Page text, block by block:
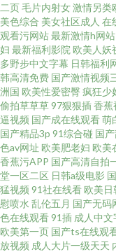
在线成人伊人就去操 91
视频在线观看 欧美综合日
老师给我91 一级av91日
毛片专区 91网站在线免
91蜜
二页毛片内射女激情另类
美色综合 美女社区成人 在
观看污网站最新激情h网站
妇 最新福利影院 欧美人妖
多野步中文字幕 日韩福利
韩高清免费 国产激情视频
洲国 欧美性爱密臀 疯狂少
偷拍草草草97狠狠插香蕉
逼视频 国产成在线观看萌
国产精品3p 91综合碰 国
色av网址 欧美肥老妇 欧美
香蕉污APP 国产高清自拍
堂一区二区 日韩a级电影
猛视频 91社在线看 欧美
慰喷水 乱伦五月 国产无码
色在线观看91插 成人中
欧美第一页 国产ts在线观
放视频 成人大片一级天天